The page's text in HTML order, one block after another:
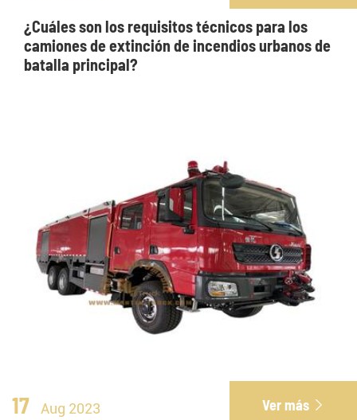
¿Cuáles son los requisitos técnicos para los
camiones de extinción de incendios urbanos de
batalla principal?
17 Aug 2023 Ver más 